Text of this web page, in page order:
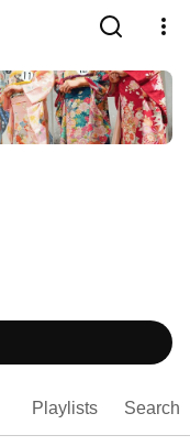
Playlists Search